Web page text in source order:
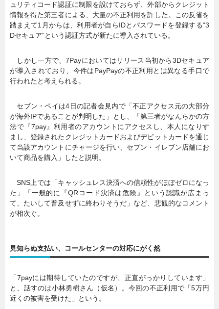
ュリティコード認証に制限を設けておらず、外部からクレジット
情報を得た第三者による、大量の不正利用を許した。この反省を
踏まえて1月からは、利用者が自らIDとパスワードを登録する“3
Dセキュア”という認証方式が新たに導入されている。
しかし一方で、7Payにおいてはリリース当初から3Dセキュア
が導入されており、今件はPayPayの不正利用とは異なる手口で
行われたと考えられる。
セブン・ペイは4日の記者会見内で「不正アクセス元の大部分
が海外IPであることが判明した」とし、「第三者がなんらかの方
法で『7pay』利用者のアカウントにアクセスし、本人になりす
まし、登録されたクレジットカードおよびデビットカードを通じ
て当該アカウントにチャージを行い、セブン・イレブン店舗にお
いて商品を購入」したと説明。
SNS上では「キャッシュレス決済への信頼性がほぼゼロになっ
た」「一般的に『QRコード決済は危険』という認識が広まっ
て、たいして普及せずに終わりそうだ」など、悲観的なコメント
が相次ぐ。
見知らぬ支払い、コールセンターの対応にがく然
「7payには期待していたのですが、正直がっかりしています」
と、話すのは小林勇樹さん（仮名）。今回の不正利用で「5万円
近くの被害を受けた」という。